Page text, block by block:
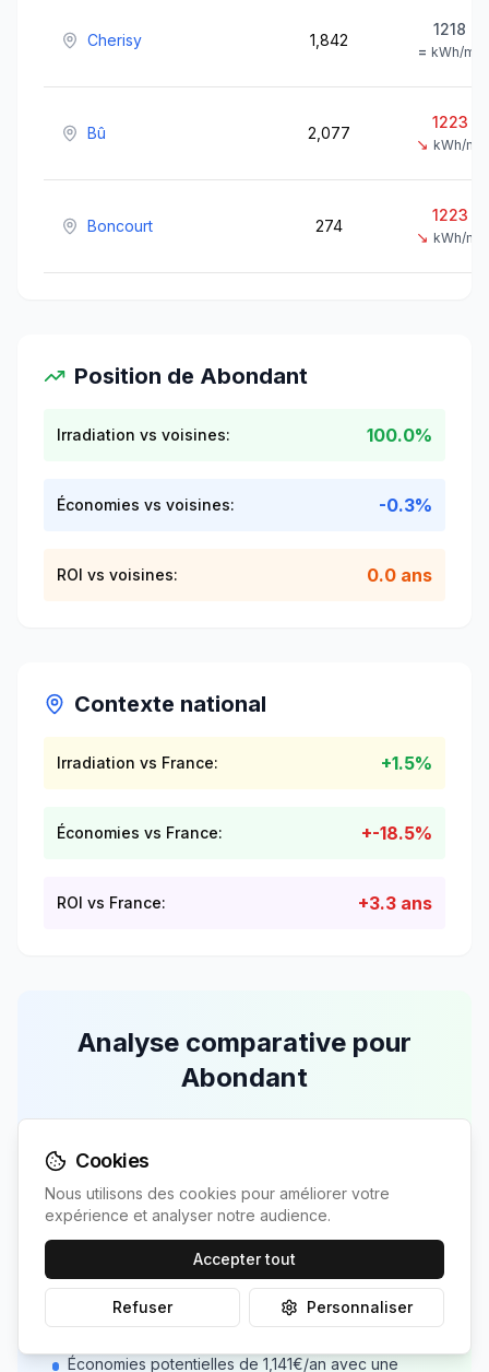
Cherisy 1,842
1218
= kWh/m²
Bû 2,077
1223
↘ kWh/m²
Boncourt 274
1223
↘ kWh/m²
Position de Abondant
Irradiation vs voisines: 100.0%
Économies vs voisines: -0.3%
ROI vs voisines: 0.0 ans
Contexte national
Irradiation vs France: +1.5%
Économies vs France: +-18.5%
ROI vs France: +3.3 ans
Analyse comparative pour
Abondant
nationale
Recommandations
Profitez de l'irradiation de 1218kWh/m²/an pour
maximiser votre production
Économies potentielles de1,141€/an avec une
Cookies
Nous utilisons des cookies pour améliorer votre
expérience et analyser notre audience.
Accepter tout
Refuser Personnaliser